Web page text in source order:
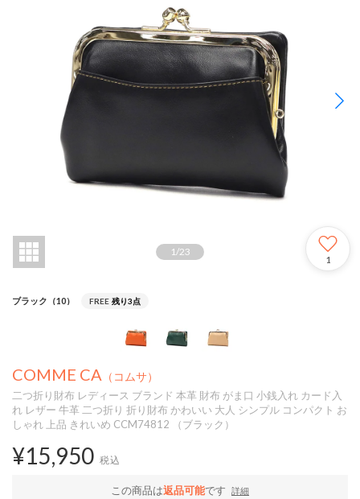
1 /23
1
ブラック（10） FREE 残り3点
COMME CA （コムサ）
二つ折り財布 レディース ブランド 本革 財布 がま口 小銭入れ カード入
れ レザー 牛革 二つ折り 折り財布 かわいい 大人 シンプル コンパクト お
しゃれ 上品 きれいめ CCM74812 （ブラック）
¥15,950 税込
この商品は返品可能です
詳細